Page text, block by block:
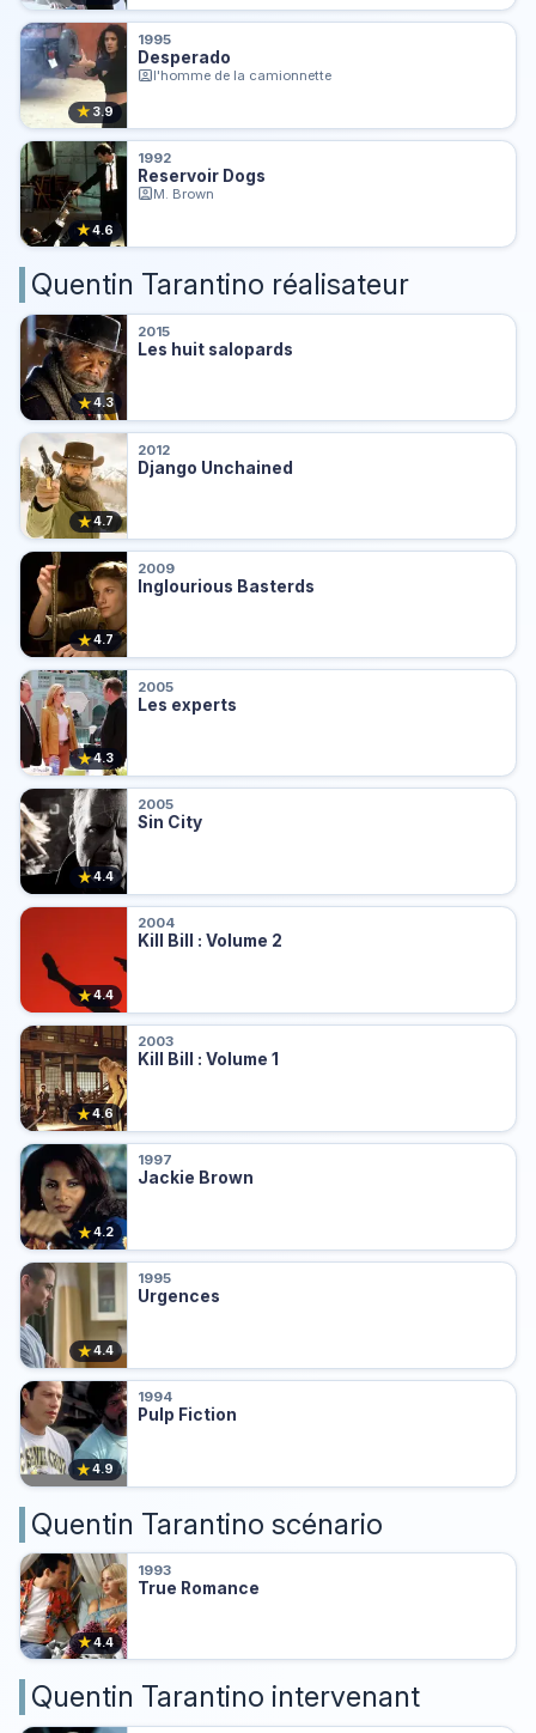
★ 3.9
1995
Desperado
l'homme de la camionnette
★4.6
1992
Reservoir Dogs
M. Brown
Quentin Tarantino réalisateur
★4.3
2015
Les huit salopards
★4.7
2012
Django Unchained
★4.7
2009
Inglourious Basterds
★4.3
2005
Les experts
★4.4
2005
Sin City
★4.4
2004
Kill Bill : Volume 2
★4.6
2003
Kill Bill : Volume 1
★4.2
1997
Jackie Brown
★4.4
1995
Urgences
★4.9
1994
Pulp Fiction
Quentin Tarantino scénario
★4.4
1993
True Romance
Quentin Tarantino intervenant